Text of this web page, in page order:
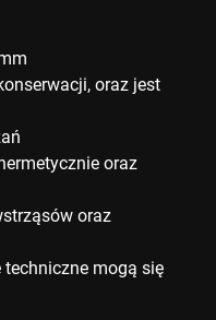
oraz jest
oraz
oraz
mogą się